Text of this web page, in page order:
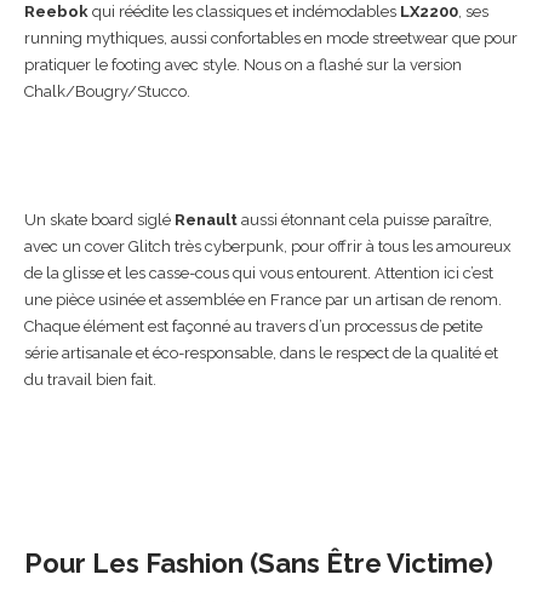
Reebok qui réédite les classiques et indémodables LX2200 , ses
running mythiques, aussi confortables en mode streetwear que pour
pratiquer le footing avec style. Nous on a flashé sur la version
Chalk/Bougry/Stucco.
Un skate board siglé Renault aussi étonnant cela puisse paraître,
avec un cover Glitch très cyberpunk, pour offrir à tous les amoureux
de la glisse et les casse-cous qui vous entourent. Attention ici c’est
une pièce usinée et assemblée en France par un artisan de renom.
Chaque élément est façonné au travers d’un processus de petite
série artisanale et éco-responsable, dans le respect de la qualité et
du travail bien fait.
Pour Les Fashion (sans Être Victime)